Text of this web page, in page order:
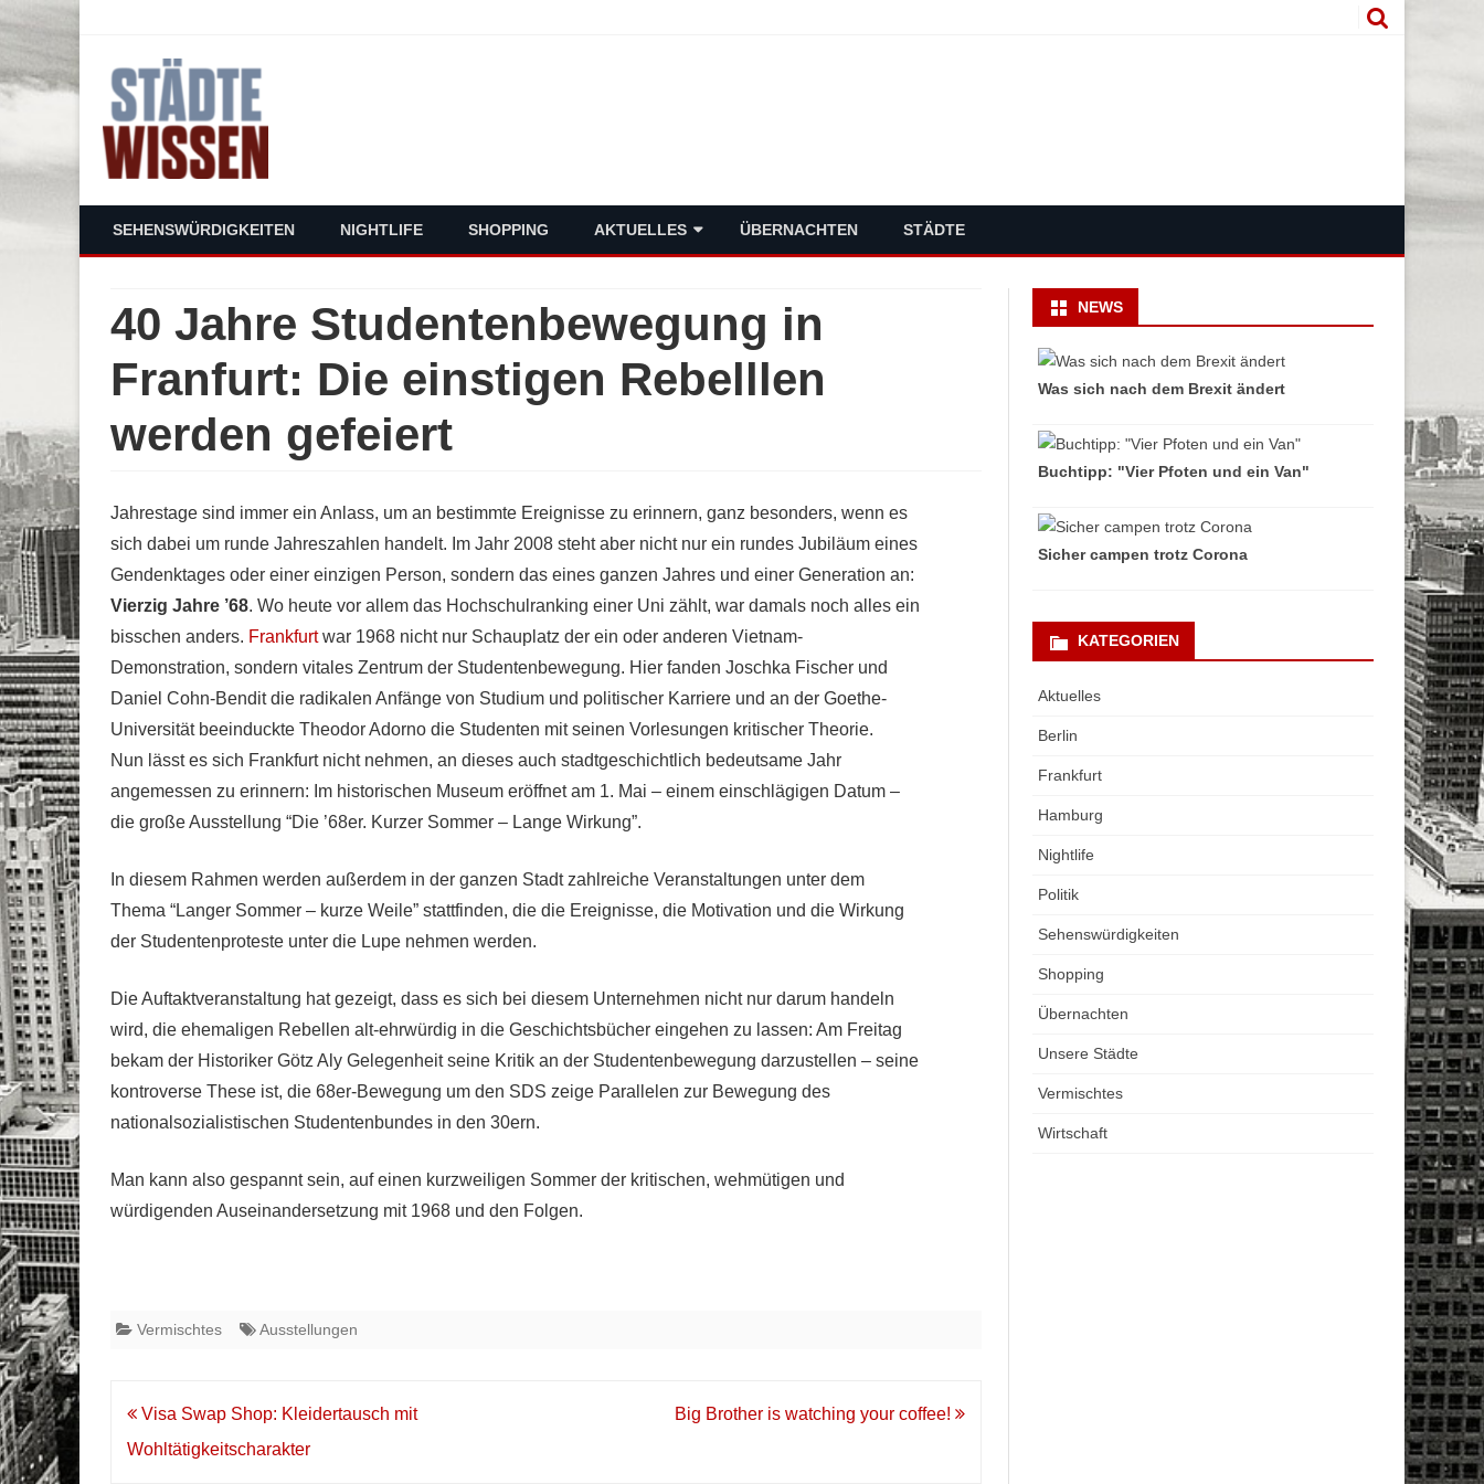
to
SEHENSWÜRDIGKEITEN NIGHTLIFE SHOPPING AKTUELLES
POLITIK
WIRTSCHAFT
ÜBERNACHTEN STÄDTE
40 Jahre Studentenbewegung in
Franfurt: Die einstigen Rebelllen
werden gefeiert
Jahrestage sind immer ein Anlass, um an bestimmte Ereignisse zu erinnern, ganz besonders, wenn es
sich dabei um runde Jahreszahlen handelt. Im Jahr 2008 steht aber nicht nur ein rundes Jubiläum eines
Gendenktages oder einer einzigen Person, sondern das eines ganzen Jahres und einer Generation an:
Vierzig Jahre ’68. Wo heute vor allem das Hochschulranking einer Uni zählt, war damals noch alles ein
bisschen anders. Frankfurtwar 1968 nicht nur Schauplatz der ein oder anderen Vietnam-
Demonstration, sondern vitales Zentrum der Studentenbewegung. Hier fanden Joschka Fischer und
Daniel Cohn-Bendit die radikalen Anfänge von Studium und politischer Karriere und an der Goethe-
Universität beeinduckte Theodor Adorno die Studenten mit seinen Vorlesungen kritischer Theorie.
Nun lässt es sich Frankfurt nicht nehmen, an dieses auch stadtgeschichtlich bedeutsame Jahr
angemessen zu erinnern: Im historischen Museum eröffnet am 1. Mai – einem einschlägigen Datum –
die große Ausstellung “Die ’68er. Kurzer Sommer – Lange Wirkung”.
In diesem Rahmen werden außerdem in der ganzen Stadt zahlreiche Veranstaltungen unter dem
Thema “Langer Sommer – kurze Weile” stattfinden, die die Ereignisse, die Motivation und die Wirkung
der Studentenproteste unter die Lupe nehmen werden.
Die Auftaktveranstaltung hat gezeigt, dass es sich bei diesem Unternehmen nicht nur darum handeln
wird, die ehemaligen Rebellen alt-ehrwürdig in die Geschichtsbücher eingehen zu lassen: Am Freitag
bekam der Historiker Götz Aly Gelegenheit seine Kritik an der Studentenbewegung darzustellen – seine
kontroverse These ist, die 68er-Bewegung um den SDS zeige Parallelen zur Bewegung des
nationalsozialistischen Studentenbundes in den 30ern.
Man kann also gespannt sein, auf einen kurzweiligen Sommer der kritischen, wehmütigen und
würdigenden Auseinandersetzung mit 1968 und den Folgen.
Vermischtes Ausstellungen
Beitrags-
Navigation
Visa Swap Shop: Kleidertausch mit
Wohltätigkeitscharakter
Big Brother is watching your coffee!
NEWS
Was sich nach dem Brexit ändert
Buchtipp: "Vier Pfoten und ein Van"
Sicher campen trotz Corona
KATEGORIEN
Aktuelles
Berlin
Frankfurt
Hamburg
Nightlife
Politik
Sehenswürdigkeiten
Shopping
Übernachten
Unsere Städte
Vermischtes
Wirtschaft